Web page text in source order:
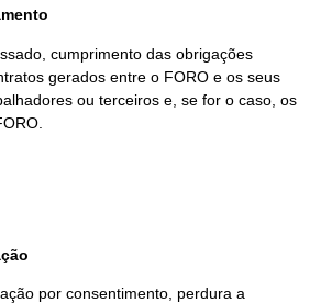
cumprimento das obrigações
gerados entre o FORO e os seus
ou terceiros e, se for o caso, os
por consentimento, perdura a